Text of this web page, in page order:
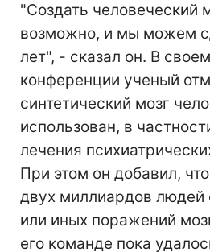
"Создать человеческий
возможно, и мы можем
лет", - сказал он. В
конференции ученый
синтетический мозг
использован, в
лечения
При этом он добавил,
двух миллиардов людей
или иных поражений
его команде пока